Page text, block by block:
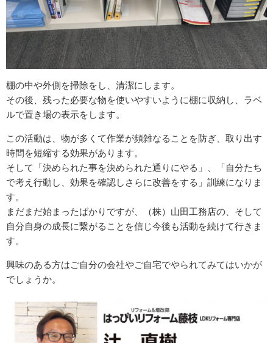
棚の中や外側を掃除をし、清潔にします。
その後、残った必要な物を使いやすいように棚に収納し、ラベ
ルで置き場の表示をします。
この活動は、物が多くて作業が頻雑なることを防ぎ、取り出す
時間を短縮する効果があります。
そして「決められた事を決められた通りにやる」、「自分たち
で考え行動し、効果を確認しさらに改善をする」訓練になりま
す。
まだまだ始まったばかりですが、（株）山田工務店の、そして
自分自身の成長に繋がることを信じ今後も活動を続けて行きま
す。
興味のある方はご自分の会社やご自宅でやられてみてはいかが
でしょうか。